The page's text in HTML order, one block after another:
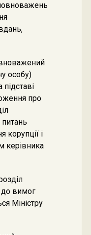
особу)
про
корупції і
керівника
до вимог
Міністру